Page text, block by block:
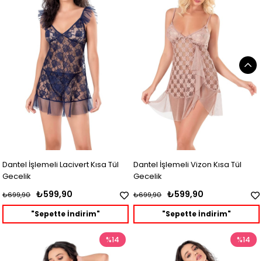
Dantel İşlemeli Lacivert Kısa Tül
Gecelik
₺599,90
₺699,90
"Sepette İndirim"
Dantel İşlemeli Vizon Kısa Tül
Gecelik
₺599,90
₺699,90
"Sepette İndirim"
%14 %14